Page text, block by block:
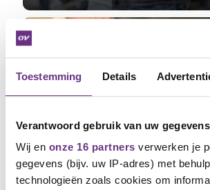
Toestemming Details
Verantwoord gebruik van uw gegevens
Wij en onze 16 partners verwerken je
gegevens (bijv. uw IP-adres) met
technologieën zoals cookies om